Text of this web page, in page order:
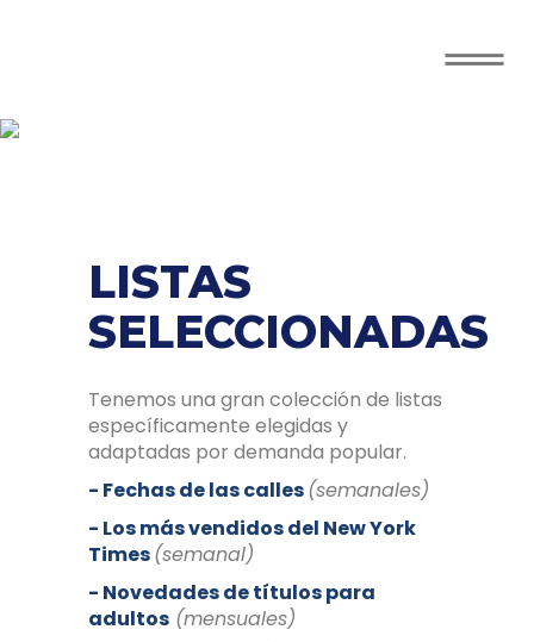
LISTAS
SELECCIONADAS
Tenemos una gran colección de listas
específicamente elegidas y
adaptadas por demanda popular.
- Fechas de las calles(semanales)
- Los más vendidos del New York
Times(semanal)
- Novedades de títulos para
adultos (mensuales)